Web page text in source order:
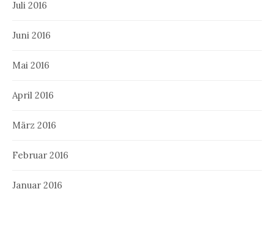
Juli 2016
Juni 2016
Mai 2016
April 2016
März 2016
Februar 2016
Januar 2016